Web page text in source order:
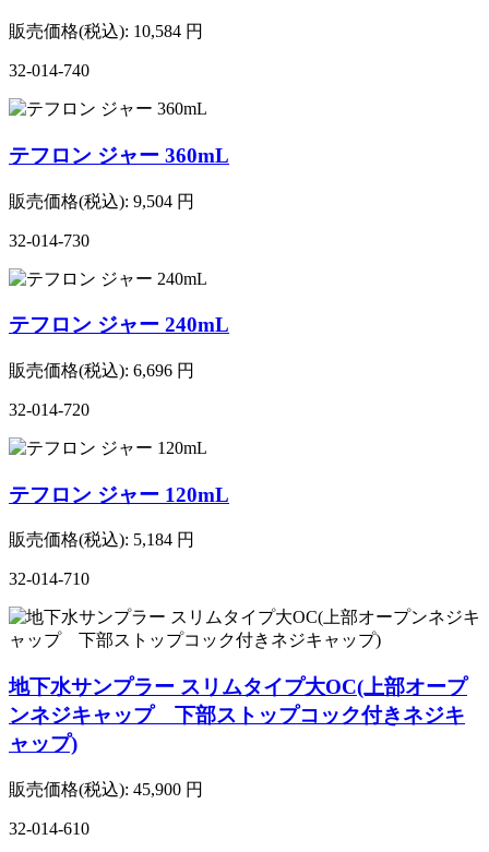
販売価格(税込): 10,584 円
32-014-740
テフロン ジャー 360mL
販売価格(税込): 9,504 円
32-014-730
テフロン ジャー 240mL
販売価格(税込): 6,696 円
32-014-720
テフロン ジャー 120mL
販売価格(税込): 5,184 円
32-014-710
地下水サンプラー スリムタイプ大OC(上部オープ
ンネジキャップ 下部ストップコック付きネジキ
ャップ)
販売価格(税込): 45,900 円
32-014-610